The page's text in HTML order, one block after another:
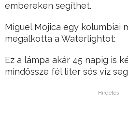
embereken segíthet.
Miguel Mojica egy kolumbiai
megalkotta a Waterlightot:
Ez a lámpa akár 45 napig is
mindössze fél liter sós víz
Hirdetés